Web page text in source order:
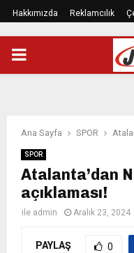
Hakkımızda Reklamcılık
PRIMARY
Ana Sayfa SPOR
SPOR
Atalanta’dan
açıklaması!
ile admin Aralık 23, 2024
PAYLAŞ 0